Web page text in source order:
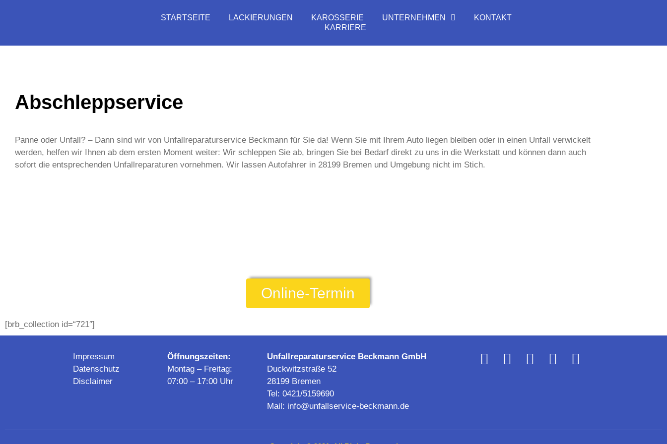
STARTSEITE LACKIERUNGEN KAROSSERIE UNTERNEHMEN
KONTAKT
KARRIERE
Abschleppservice
Panne oder Unfall? – Dann sind wir von Unfallreparaturservice Beckmann für Sie da! Wenn Sie mit Ihrem Auto liegen bleiben oder in einen Unfall verwickelt
werden, helfen wir Ihnen ab dem ersten Moment weiter: Wir schleppen Sie ab, bringen Sie bei Bedarf direkt zu uns in die Werkstatt und können dann auch
sofort die entsprechenden Unfallreparaturen vornehmen. Wir lassen Autofahrer in 28199 Bremen und Umgebung nicht im Stich.
Online-Termin
[brb_collection id=“721″]
Impressum
Datenschutz
Disclaimer
Öffnungszeiten:
Montag – Freitag:
07:00 – 17:00 Uhr
Unfallreparaturservice Beckmann GmbH
Duckwitzstraße 52
28199 Bremen
Tel: 0421/5159690
Mail: info@unfallservice-beckmann.de